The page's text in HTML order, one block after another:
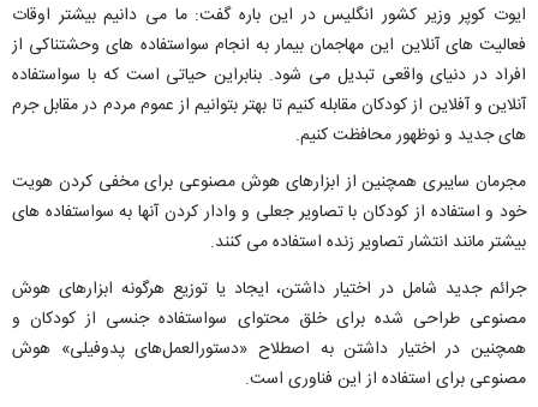
ایوت کوپر وزیر کشور انگلیس در این باره گفت: ما می دانیم بیشتر اوقات
فعالیت های آنلاین این مهاجمان بیمار به انجام سواستفاده های وحشتناکی از
افراد در دنیای واقعی تبدیل می شود. بنابراین حیاتی است که با سواستفاده
آنلاین و آفلاین از کودکان مقابله کنیم تا بهتر بتوانیم از عموم مردم در مقابل جرم
های جدید و نوظهور محافظت کنیم.
مجرمان سایبری همچنین از ابزارهای هوش مصنوعی برای مخفی کردن هویت
خود و استفاده از کودکان با تصاویر جعلی و وادار کردن آنها به سواستفاده های
بیشتر مانند انتشار تصاویر زنده استفاده می کنند.
جرائم جدید شامل در اختیار داشتن، ایجاد یا توزیع هرگونه ابزارهای هوش
مصنوعی طراحی شده برای خلق محتوای سواستفاده جنسی از کودکان و
همچنین در اختیار داشتن به اصطلاح «دستورالعمل‌های پدوفیلی» هوش
مصنوعی برای استفاده از این فناوری است.